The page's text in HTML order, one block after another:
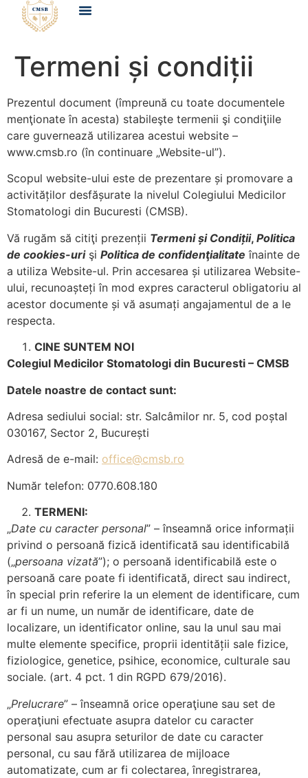
Termeni și condiții
Prezentul document (împreună cu toate documentele
menţionate în acesta) stabileşte termenii şi condiţiile
care guvernează utilizarea acestui website –
www.cmsb.ro (în continuare „Website-ul”).
Scopul website-ului este de prezentare și promovare a
activităților desfășurate la nivelul Colegiului Medicilor
Stomatologi din Bucuresti (CMSB).
Vă rugăm să citiţi prezenții Termeni și Condiții, Politica
de cookies-urişi Politica de confidenţialitate înainte de
a utiliza Website-ul. Prin accesarea și utilizarea Website-
ului, recunoașteți în mod expres caracterul obligatoriu al
acestor documente și vă asumați angajamentul de a le
respecta.
CINE SUNTEM NOI
Colegiul Medicilor Stomatologi din Bucuresti – CMSB
Datele noastre de contact sunt:
Adresa sediului social: str. Salcâmilor nr. 5, cod poștal
030167, Sector 2, București
Adresă de e-mail: office@cmsb.ro
Număr telefon: 0770.608.180
TERMENI:
„Date cu caracter personal” – înseamnă orice informații
privind o persoană fizică identificată sau identificabilă
(„persoana vizată”); o persoană identificabilă este o
persoană care poate fi identificată, direct sau indirect,
în special prin referire la un element de identificare, cum
ar fi un nume, un număr de identificare, date de
localizare, un identificator online, sau la unul sau mai
multe elemente specifice, proprii identității sale fizice,
fiziologice, genetice, psihice, economice, culturale sau
sociale. (art. 4 pct. 1 din RGPD 679/2016).
„Prelucrare” – înseamnă orice operaţiune sau set de
operaţiuni efectuate asupra datelor cu caracter
personal sau asupra seturilor de date cu caracter
personal, cu sau fără utilizarea de mijloace
automatizate, cum ar fi colectarea, înregistrarea,